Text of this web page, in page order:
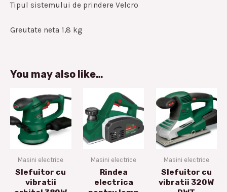
Tipul sistemului de prindere Velcro
Greutate neta 1,8 kg
You may also like…
Masini electrice
Slefuitor cu
vibratii
Masini electrice
Rindea
electrica
Masini electrice
Slefuitor cu
vibratii 320W